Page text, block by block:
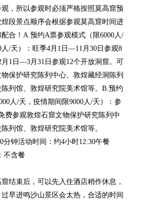
观，所以参观时必须严格按照莫高窟预
段景点顺序会根据参观莫高窟时间进
合！A.预约A票参观模式（限6000人/
人/天）：旺季4月1日—11月30日参观8
1日—3月31日参观12个开放洞窟。可
保护研究陈列中心、敦煌藏经洞陈列
列馆、敦煌研究院美术馆等。B.预约
人/天，疫情期间限9000人/天）：参
费参观敦煌石窟文物保护研究陈列中
列馆、敦煌研究院美术馆等。
分钟活动时间：约4小时12:30午餐
不含餐
结束后，可以先入住酒店稍作休息，
早进鸣沙山景区会太热，合适的时间